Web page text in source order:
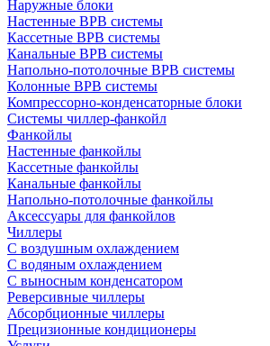
Наружные блоки
Настенные ВРВ системы
Кассетные ВРВ системы
Канальные ВРВ системы
Напольно-потолочные ВРВ системы
Колонные ВРВ системы
Компрессорно-конденсаторные блоки
Системы чиллер-фанкойл
Фанкойлы
Настенные фанкойлы
Кассетные фанкойлы
Канальные фанкойлы
Напольно-потолочные фанкойлы
Аксессуары для фанкойлов
Чиллеры
С воздушным охлаждением
С водяным охлаждением
С выносным конденсатором
Реверсивные чиллеры
Абсорбционные чиллеры
Прецизионные кондиционеры